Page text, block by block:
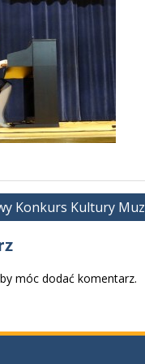
Konkurs Kultury
móc dodać komentarz.